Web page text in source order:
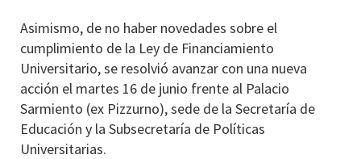
Asimismo, de no haber novedades sobre el
cumplimiento de la Ley de Financiamiento
Universitario, se resolvió avanzar con una nueva
acción el martes 16 de junio frente al Palacio
Sarmiento (ex Pizzurno), sede de la Secretaría de
Educación y la Subsecretaría de Políticas
Universitarias.